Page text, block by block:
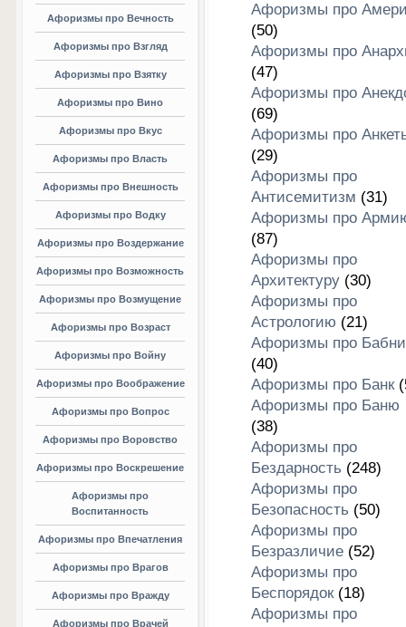
Афоризмы про Вечность
Афоризмы про Взгляд
Афоризмы про Взятку
Афоризмы про Вино
Афоризмы про Вкус
Афоризмы про Власть
Афоризмы про Внешность
Афоризмы про Водку
Афоризмы про Воздержание
Афоризмы про Возможность
Афоризмы про Возмущение
Афоризмы про Возраст
Афоризмы про Войну
Афоризмы про Воображение
Афоризмы про Вопрос
Афоризмы про Воровство
Афоризмы про Воскрешение
Афоризмы про
Воспитанность
Афоризмы про Впечатления
Афоризмы про Врагов
Афоризмы про Вражду
Афоризмы про Врачей
Афоризмы про
(50)
Афоризмы про
(47)
Афоризмы про
(69)
Афоризмы про
(29)
Афоризмы про
Антисемитизм (31)
Афоризмы про
(87)
Афоризмы про
Архитектуру(30)
Афоризмы про
Астрологию (21)
Афоризмы про
(40)
Афоризмы про Банк
Афоризмы про Баню
(38)
Афоризмы про
Бездарность (248)
Афоризмы про
Безопасность (50)
Афоризмы про
Безразличие(52)
Афоризмы про
Беспорядок(18)
Афоризмы про